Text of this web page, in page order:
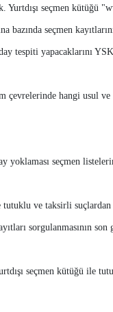
Yurtdışı seçmen
seçmen
tespiti yapacaklarını
hangi usul ve
yoklaması seçmen
ve taksirli
sorgulanmasının son
seçmen kütüğü ile